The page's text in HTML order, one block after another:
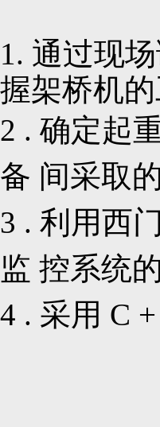
1. 通过现
握架桥机
2 . 确定起
备 间采取
3 . 利用西
监 控系统
4 . 采用 C